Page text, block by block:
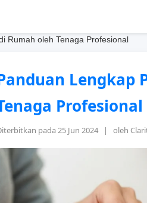
Rumah oleh Tenaga Profesional
Lengkap
Profesional
pada 25 Jun 2024 | oleh